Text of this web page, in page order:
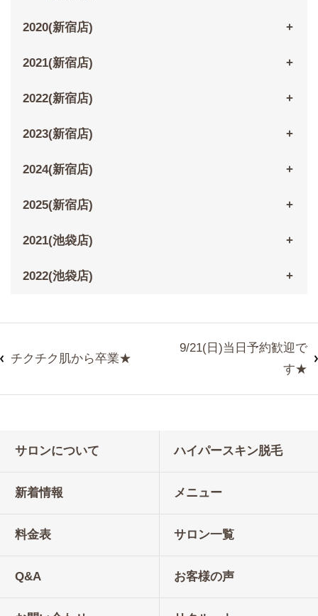
2020(新宿店)
2021(新宿店)
2022(新宿店)
2023(新宿店)
2024(新宿店)
2025(新宿店)
2021(池袋店)
2022(池袋店)
チクチク肌から卒業★
9/21(日)当日予約歓迎で
す★
サロンについて ハイパースキン脱毛
新着情報 メニュー
料金表 サロン一覧
Q&A お客様の声